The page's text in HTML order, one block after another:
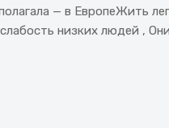
— в ЕвропеЖить
низких людей , Они